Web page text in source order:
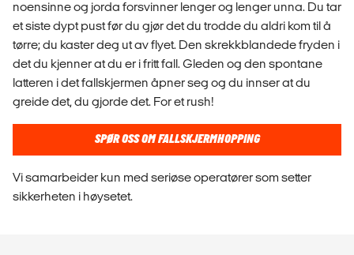
noensinne og jorda forsvinner lenger og lenger unna. Du tar
et siste dypt pust før du gjør det du trodde du aldri kom til å
tørre; du kaster deg ut av flyet. Den skrekkblandede fryden i
det du kjenner at du er i fritt fall. Gleden og den spontane
latteren i det fallskjermen åpner seg og du innser at du
greide det, du gjorde det. For et rush!
SPØR OSS OM FALLSKJERMHOPPING
Vi samarbeider kun med seriøse operatører som setter
sikkerheten i høysetet.